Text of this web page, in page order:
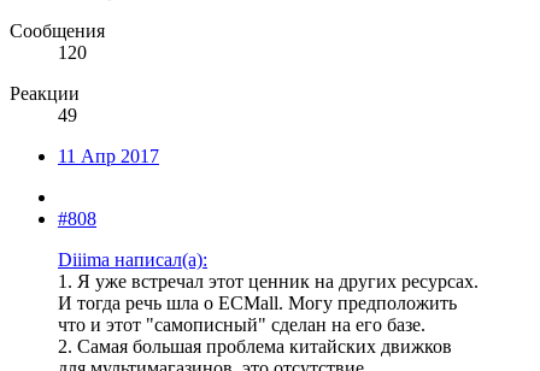
Сообщения
120
Реакции
49
11 Апр 2017
#808
Diiima написал(а):
1. Я уже встречал этот ценник на других ресурсах.
И тогда речь шла о ECMall. Могу предположить
что и этот "самописный" сделан на его базе.
2. Самая большая проблема китайских движков